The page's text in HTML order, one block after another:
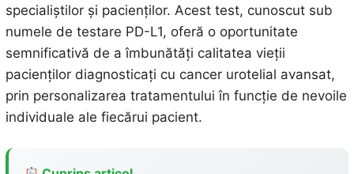
specialiștilor și pacienților. Acest test, cunoscut sub
numele de testare PD-L1, oferă o oportunitate
semnificativă de a îmbunătăți calitatea vieții
pacienților diagnosticați cu cancer urotelial avansat,
prin personalizarea tratamentului în funcție de nevoile
individuale ale fiecărui pacient.